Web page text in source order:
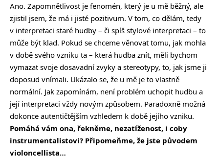
Ano. Zapomnětlivost je fenomén, který je u mě běžný, ale
zjistil jsem, že má i jisté pozitivum. V tom, co dělám, tedy
v interpretaci staré hudby – či spíš stylové interpretaci – to
může být klad. Pokud se chceme věnovat tomu, jak mohla
v době svého vzniku ta – která hudba znít, měli bychom
vymazat svoje dosavadní zvyky a stereotypy, to, jak jsme ji
doposud vnímali. Ukázalo se, že u mě je to vlastně
normální. Jak zapomínám, není problém uchopit hudbu a
její interpretaci vždy novým způsobem. Paradoxně možná
dokonce autentičtějším vzhledem k době jejího vzniku.
Pomáhá vám ona, řekněme, nezatíženost, i coby
instrumentalistovi? Připomeňme, že jste původem
violoncellista…